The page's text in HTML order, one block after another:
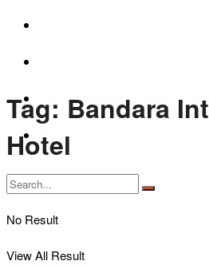
Bikers Cars
Tentang Kami
No Result
View All Result
Tag: Bandara
Hotel